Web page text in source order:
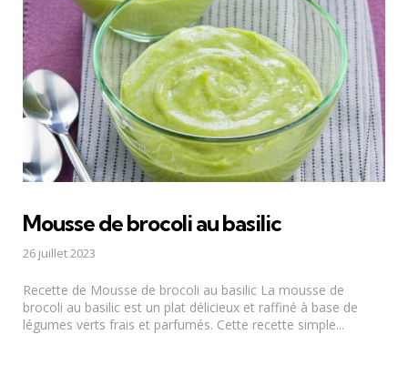
Mousse de brocoli au basilic
26 juillet 2023
Recette de Mousse de brocoli au basilic La mousse de
brocoli au basilic est un plat délicieux et raffiné à base de
légumes verts frais et parfumés. Cette recette simple...